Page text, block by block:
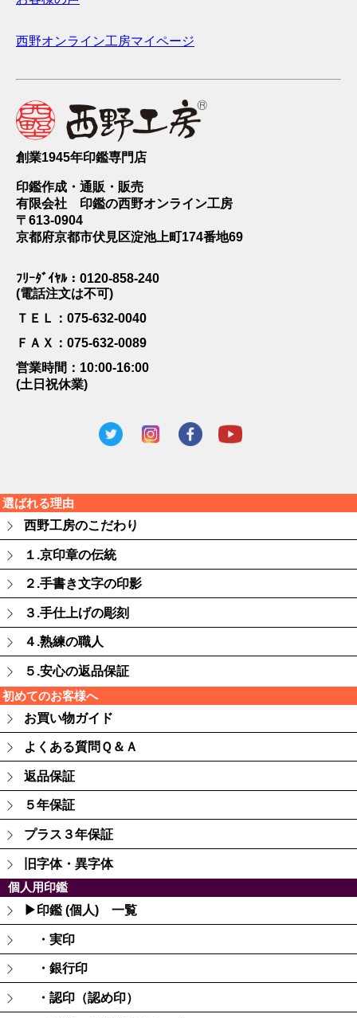
西野オンライン工房マイページ
創業1945年印鑑専門店
印鑑作成・通販・販売
有限会社 印鑑の西野オンライン工房
〒613-0904
京都府京都市伏見区淀池上町174番地69
ﾌﾘｰﾀﾞｲﾔﾙ：0120-858-240
(電話注文は不可)
ＴＥＬ：075-632-0040
ＦＡＸ：075-632-0089
営業時間：10:00-16:00
(土日祝休業)
選ばれる理由
西野工房のこだわり
１.京印章の伝統
２.手書き文字の印影
３.手仕上げの彫刻
４.熟練の職人
５.安心の返品保証
初めてのお客様へ
お買い物ガイド
よくある質問Ｑ＆Ａ
返品保証
５年保証
プラス３年保証
旧字体・異字体
個人用印鑑
▶印鑑 (個人) 一覧
・実印
・銀行印
・認印（認め印）